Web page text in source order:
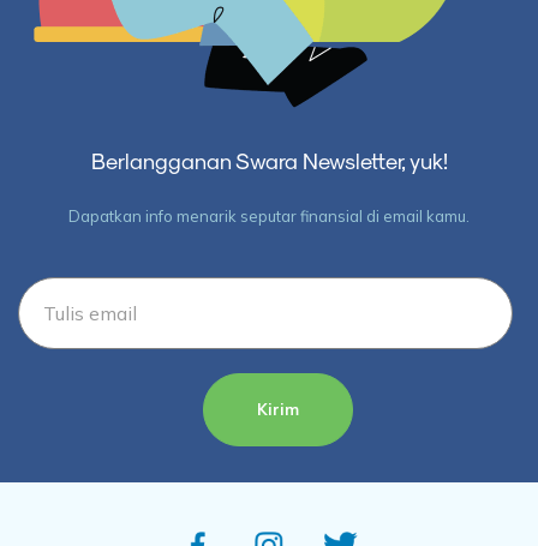
Berlangganan Swara Newsletter, yuk!
Dapatkan info menarik seputar finansial di email kamu.
Kirim